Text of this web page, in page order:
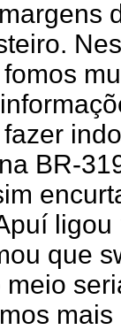
BR-
que
meio